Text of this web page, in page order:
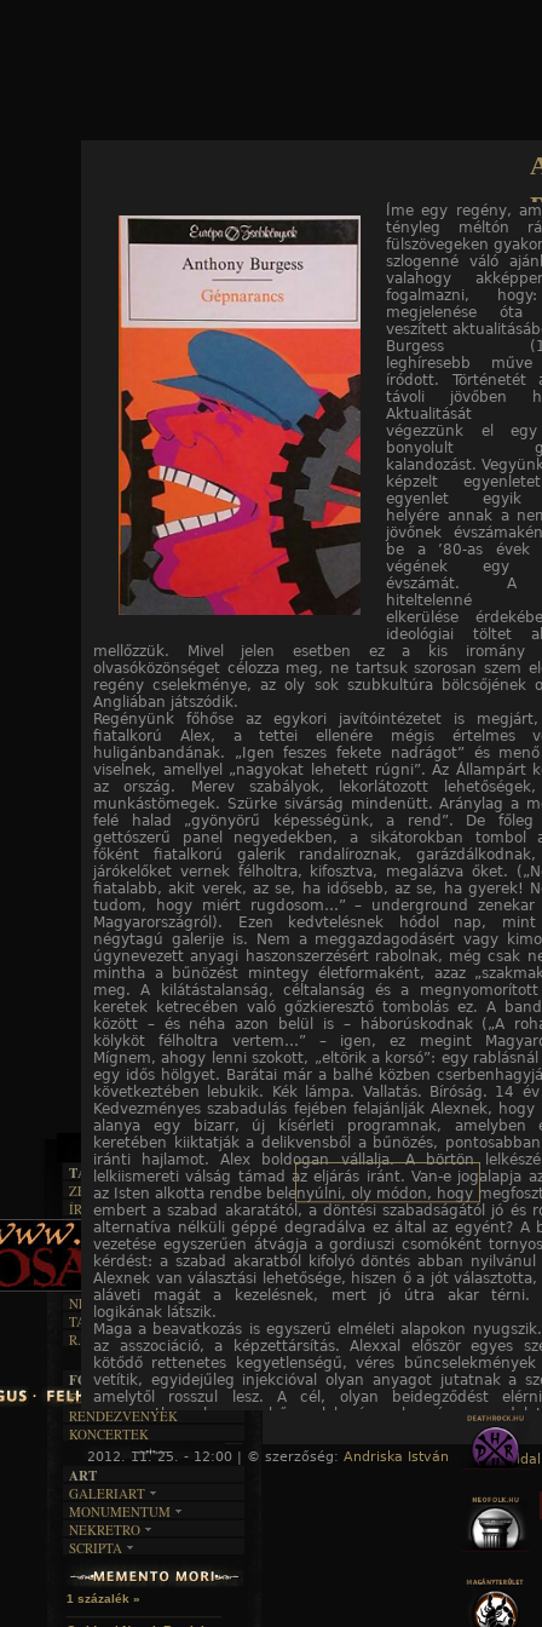
Gépnarancs
Íme egy regény,
tényleg méltón
fülszövegeken
szlogenné váló
valahogy
fogalmazni,
megjelenése
veszített
Burgess
leghíresebb
íródott.
távoli jövőben
Aktualitását
végezzünk el
bonyolult
kalandozást.
képzelt
egyenlet egyik
helyére annak a
jövőnek
be a ’80-as évek
végének egy
évszámát. A
hiteltelenné
elkerülése
ideológiai töltet
mellőzzük. Mivel jelen esetben ez a kis iromány
olvasóközönséget célozza meg, ne tartsuk szorosan szem
regény cselekménye, az oly sok szubkultúra bölcsőjének
Angliában játszódik.
Regényünk főhőse az egykori javítóintézetet is
fiatalkorú Alex, a tettei ellenére mégis értelmes
huligánbandának. „Igen feszes fekete nadrágot” és
viselnek, amellyel „nagyokat lehetett rúgni”. Az Állampárt
az ország. Merev szabályok, lekorlátozott lehetőségek,
munkástömegek. Szürke sivárság mindenütt. Aránylag a
felé halad „gyönyörű képességünk, a rend”. De főleg
gettószerű panel negyedekben, a sikátorokban tombol
főként fiatalkorú galerik randalíroznak,
járókelőket vernek félholtra, kifosztva, megalázva őket.
fiatalabb, akit verek, az se, ha idősebb, az se, ha gyerek!
tudom, hogy miért rugdosom…” – underground zenekar
Magyarországról). Ezen kedvtelésnek hódol nap,
négytagú galerije is. Nem a meggazdagodásért vagy
úgynevezett anyagi haszonszerzésért rabolnak, még csak
mintha a bűnözést mintegy életformaként, azaz
meg. A kilátástalanság, céltalanság és a megnyomorított
keretek ketrecében való gőzkieresztő tombolás ez. A
között – és néha azon belül is – háborúskodnak („A
kölyköt félholtra vertem…” – igen, ez megint
Mígnem, ahogy lenni szokott, „eltörik a korsó”: egy
egy idős hölgyet. Barátai már a balhé közben
következtében lebukik. Kék lámpa. Vallatás. Bíróság. 14
Kedvezményes szabadulás fejében felajánlják Alexnek, hogy
alanya egy bizarr, új kísérleti programnak, amelyben
keretében kiiktatják a delikvensből a bűnözés,
iránti hajlamot. Alex boldogan vállalja. A börtön
lelkiismereti válság támad az eljárás iránt. Van-e jogalapja
az Isten alkotta rendbe belenyúlni, oly módon, hogy
embert a szabad akaratától, a döntési szabadságától jó és
alternatíva nélküli géppé degradálva ez által az egyént? A
vezetése egyszerűen átvágja a gordiuszi csomóként
kérdést: a szabad akaratból kifolyó döntés abban
Alexnek van választási lehetősége, hiszen ő a jót választotta,
aláveti magát a kezelésnek, mert jó útra akar térni.
logikának látszik.
Maga a beavatkozás is egyszerű elméleti alapokon
az asszociáció, a képzettársítás. Alexxal először egyes
kötődő rettenetes kegyetlenségű, véres
vetítik, egyidejűleg injekcióval olyan anyagot jutatnak a
amelytől rosszul lesz. A cél, olyan beidegződést
szervezetben, hogy a bűncselekménynek már a
személyétől független látványától is fizikailag rosszul
Később második világháborús kegyetlenkedésekről
filmek, hogy az egyén az intézményesített rosszal is
„Természetesen” a szörnyű példák nem a
bűntetteihez kapcsolódnak, hiába, itt az örökérvényűként
rossz elkülönítése az eszményi cél… A kísérleti
hozzácsapnak bizonyos zeneműveket, mert hát
bizonyos zenei irányzatok, illetve zenék és dallamok
aktivizálhatnak bizonyos energiákat és ugye, a kisember
akarjon itt különösebb emelkedett lelkiállapotba kerülni,
még akármilyen vége is lehet… Efféleképpen kombinál
2012. 11. 25. - 12:00 | © szerzőség: Andriska István « Főoldal
TAJTÉKOS LAPOK
ZENE
EGYÜTTESEK
INTERJÚK
FORDÍTÁSOK
DALSZÖVEGEK
ÍRÁSOK
IRODALOM
FILM
MŰVÉSZET
ÍRÁSTÖRTÉNET
BOSZORKÁNYKONYHA
FEKETE HUMOR
KÉPES
SZÖVEGES
RENDEZVÉNYEK
NEKROMANTIKA
AKTUÁLIS
A MÚLT
TAJTÉKOS NAPOK
R.I.P.
FOTÓGALÉRIA
FESZTIVÁLOK
RENDEZVÉNYEK
KONCERTEK
ART
GALERIART
ARTGALERI
KÉPREGÉNYEK
LAKÁSKULTS
MONUMENTUM
TEMETŐK
TEMPLOMOK
VÁRAK
HELYEK
NEKRETRO
SZUBKULT
FEKETE LYUK
RELIKVIÁK
SCRIPTA
NOVELLÁK
VERSEK
1 százalék »